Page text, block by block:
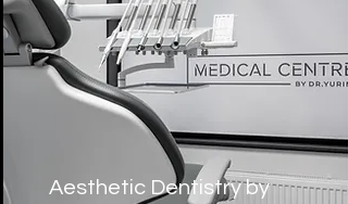
Aesthetic Dentistry by